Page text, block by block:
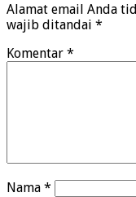
Alamat email Anda
wajib ditandai *
Komentar *
Nama *